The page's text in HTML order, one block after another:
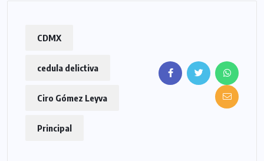
CDMX
cedula delictiva
Ciro Gómez Leyva
Principal